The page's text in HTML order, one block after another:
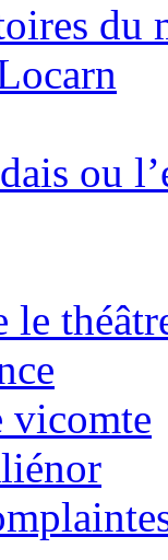
du
ou
le
vicomte